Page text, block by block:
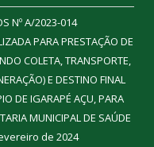
Nº A/2023-014
PARA PRESTAÇÃO DE
COLETA, TRANSPORTE,
E DESTINO FINAL
DE IGARAPÉ AÇU, PARA
MUNICIPAL DE SAÚDE
de 2024